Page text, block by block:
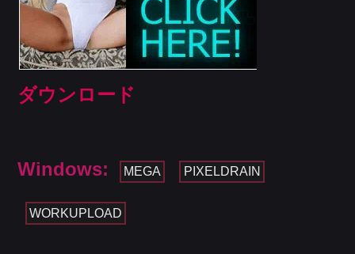
ダウンロード
Windows: MEGA PIXELDRAIN
WORKUPLOAD